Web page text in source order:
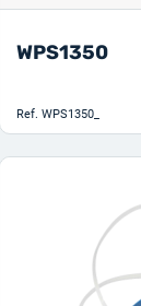
WPS1350
Ref. WPS1350_